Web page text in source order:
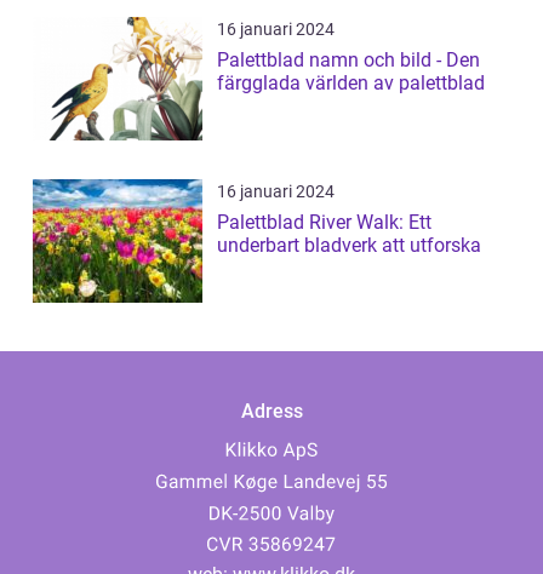
16 januari 2024
Palettblad namn och bild - Den
färgglada världen av palettblad
16 januari 2024
Palettblad River Walk: Ett
underbart bladverk att utforska
Adress